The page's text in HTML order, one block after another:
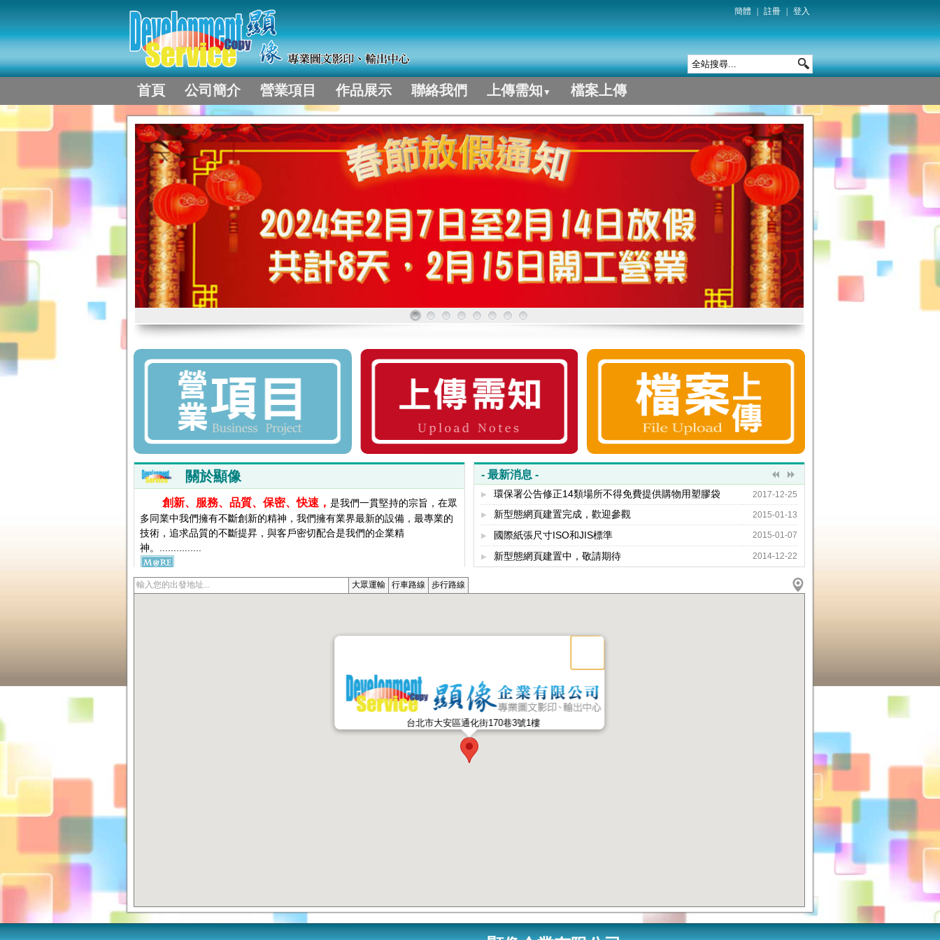
簡體 註冊 登入
首頁 公司簡介 營業項目 作品展示 聯絡我們 上傳需知 ▼ 檔案上傳
- 最新消息 -
▶ 環保署公告修正14類場所不得免費提供購物用塑膠袋 2017-12-25
▶ 新型態網頁建置完成，歡迎參觀 2015-01-13
▶ 國際紙張尺寸ISO和JIS標準 2015-01-07
▶ 新型態網頁建置中，敬請期待 2014-12-22
工程圖區
海報輸出
影印服務
掃描存檔
精美裝訂
台北市大安區通化街170巷3號1樓
檔案上傳
備用FTP上傳
(需要帳號密碼)
關於顯像
創新、服務、品質、保密、快速， 是我們一貫堅持的宗旨，在眾
多同業中我們擁有不斷創新的精神，我們擁有業界最新的設備，最專業的
技術，追求品質的不斷提昇，與客戶密切配合是我們的企業精
神。...............